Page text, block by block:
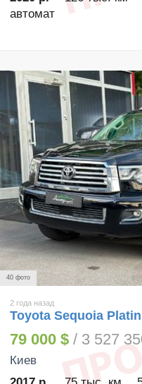
автомат
40 фото
2 года назад
Toyota Sequoia
79 000 $ / 3 527
Киев